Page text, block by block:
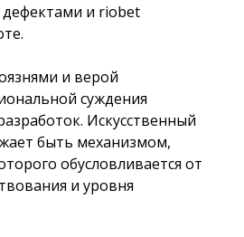
и riobet
и верой
суждения
Искусственный
быть механизмом,
обусловливается от
и уровня